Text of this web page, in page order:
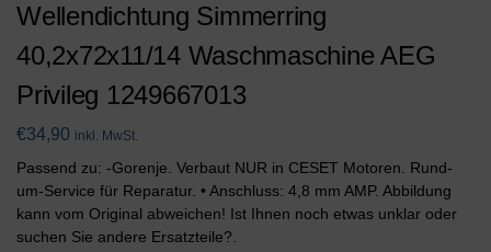
Wellendichtung Simmerring
40,2x72x11/14 Waschmaschine AEG
Privileg 1249667013
€34,90 inkl. MwSt.
Passend zu: -Gorenje. Verbaut NUR in CESET Motoren. Rund-
um-Service für Reparatur. • Anschluss: 4,8 mm AMP. Abbildung
kann vom Original abweichen! Ist Ihnen noch etwas unklar oder
suchen Sie andere Ersatzteile?.